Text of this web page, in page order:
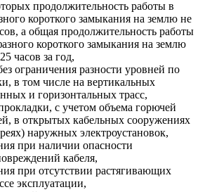
продолжительность работы в
короткого замыкания на землю не
а общая продолжительность работы
короткого замыкания на землю
часов за год,
ограничения разности уровней по
в том числе на вертикальных
и горизонтальных трасс,
с учетом объема горючей
в открытых кабельных сооружениях
наружных электроустановок,
при наличии опасности
кабеля,
при отсутствии растягивающих
эксплуатации,